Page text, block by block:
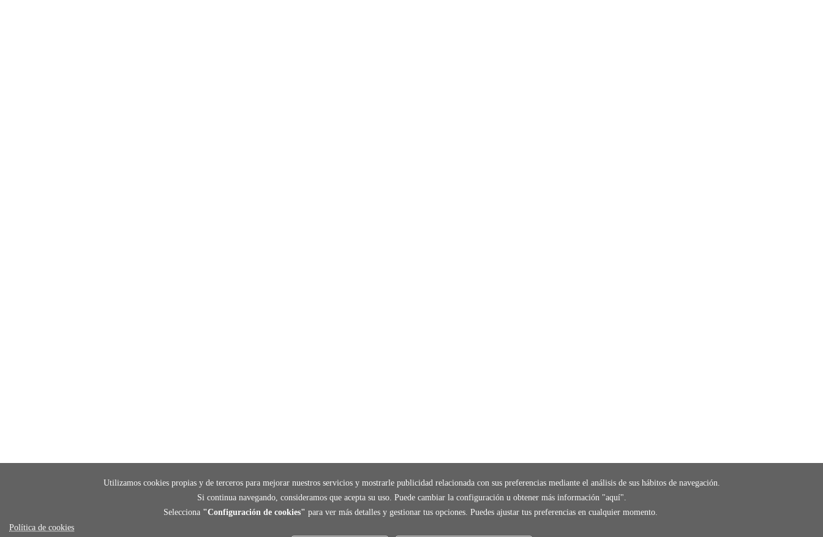
Utilizamos cookies propias y de terceros para mejorar nuestros servicios y mostrarle publicidad relacionada con sus preferencias mediante el análisis de sus hábitos de navegación.
Si continua navegando, consideramos que acepta su uso. Puede cambiar la configuración u obtener más información "aquí".
Selecciona "Configuración de cookies" para ver más detalles y gestionar tus opciones. Puedes ajustar tus preferencias en cualquier momento.
Política de cookies